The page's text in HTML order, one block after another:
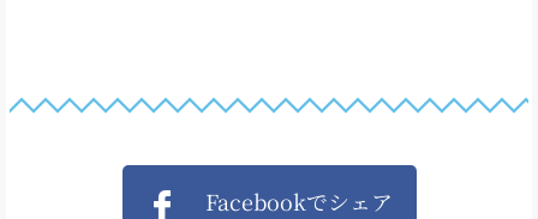
Facebookでシェア